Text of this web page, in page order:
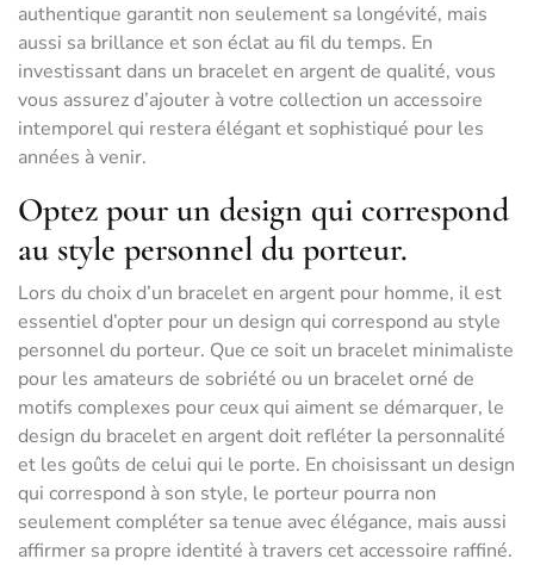
authentique garantit non seulement sa longévité, mais
aussi sa brillance et son éclat au fil du temps. En
investissant dans un bracelet en argent de qualité, vous
vous assurez d’ajouter à votre collection un accessoire
intemporel qui restera élégant et sophistiqué pour les
années à venir.
Optez pour un design qui correspond
au style personnel du porteur.
Lors du choix d’un bracelet en argent pour homme, il est
essentiel d’opter pour un design qui correspond au style
personnel du porteur. Que ce soit un bracelet minimaliste
pour les amateurs de sobriété ou un bracelet orné de
motifs complexes pour ceux qui aiment se démarquer, le
design du bracelet en argent doit refléter la personnalité
et les goûts de celui qui le porte. En choisissant un design
qui correspond à son style, le porteur pourra non
seulement compléter sa tenue avec élégance, mais aussi
affirmer sa propre identité à travers cet accessoire raffiné.